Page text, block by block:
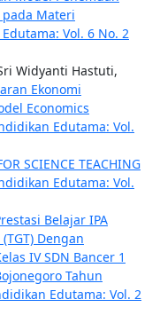
Materi
Vol. 6 No. 2
Widyanti Hastuti,
Ekonomi
Economics
Edutama: Vol.
SCIENCE TEACHING
Edutama: Vol.
Belajar IPA
Dengan
IV SDN Bancer 1
Tahun
Edutama: Vol. 2